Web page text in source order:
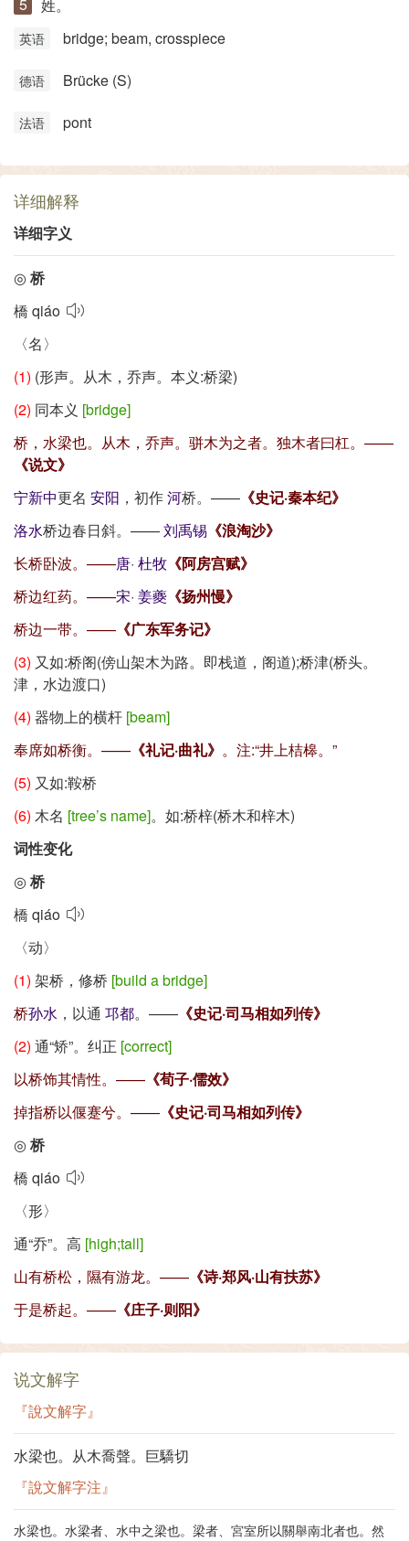
姓。
英语 bridge; beam, crosspiece
德语 Brücke (S)
法语 pont
详细解释
详细字义
◎ 桥
橋 qiáo
〈名〉
(1) (形声。从木，乔声。本义:桥梁)
(2) 同本义 [bridge]
桥，水梁也。从木，乔声。骈木为之者。独木者曰杠。——
《说文》
宁新中更名 安阳 ，初作河桥。—— 《史记·秦本纪》
洛水桥边春日斜。——刘禹锡 《浪淘沙》
长桥卧波。——唐· 杜牧 《阿房宫赋》
桥边红药。——宋· 姜夔 《扬州慢》
桥边一带。—— 《广东军务记》
(3) 又如:桥阁(傍山架木为路。即栈道，阁道);桥津(桥头。
津，水边渡口)
(4) 器物上的横杆 [beam]
奉席如桥衡。—— 《礼记·曲礼》 。注:“井上桔槔。”
(5) 又如:鞍桥
(6) 木名 [tree’s name]。如:桥梓(桥木和梓木)
词性变化
◎ 桥
橋 qiáo
〈动〉
(1) 架桥，修桥 [build a bridge]
桥孙水 ，以通 邛都。—— 《史记·司马相如列传》
(2) 通“矫”。纠正 [correct]
以桥饰其情性。—— 《荀子·儒效》
掉指桥以偃蹇兮。—— 《史记·司马相如列传》
◎ 桥
橋 qiáo
〈形〉
通“乔”。高 [high;tall]
山有桥松，隰有游龙。—— 《诗·郑风·山有扶苏》
于是桥起。—— 《庄子·则阳》
说文解字
『說文解字』
水梁也。从木喬聲。巨驕切
『說文解字注』
水梁也。 水梁者、水中之梁也。梁者、宮室所以關舉南北者也。然